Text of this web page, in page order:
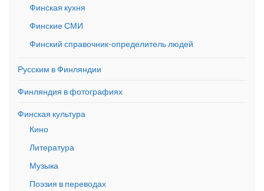
Финская кухня
Финские СМИ
Финский справочник-определитель людей
Русским в Финляндии
Финляндия в фотографиях
Финская культура
Кино
Литература
Музыка
Поэзия в переводах